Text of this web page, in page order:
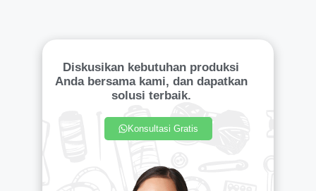
Diskusikan kebutuhan produksi
Anda bersama kami, dan dapatkan
solusi terbaik.
Konsultasi Gratis